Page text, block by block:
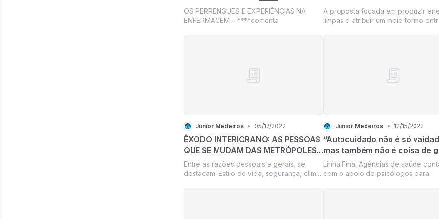
OS PERRENGUES E EXPERIÊNCIAS NA
ENFERMAGEM – ****comenta
DO G20 SOBRE
verde”
A proposta focada em produzir
limpas e atribuir um meio termo
Junior Medeiros • 05/12/2022
ÊXODO INTERIORANO: AS PESSOAS
QUE SE MUDAM DAS METRÓPOLES
PARA CIDADES PEQUENAS.
Entre as razões pessoais e gerais, se
destacam: Estilo de vida, segurança, clima,
Junior Medeiros • 12/15/2022
“Autocuidado não é só
mas também não é coisa de
de idade” Dispara senhor
câncer de próstata
Linha Fina: Agências de saúde
com o apoio de psicólogos para